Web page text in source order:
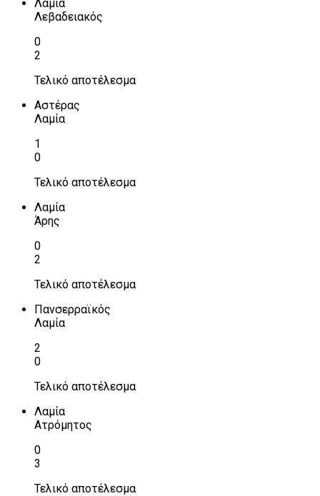
Λαμία
Λεβαδειακός
0
2
Τελικό αποτέλεσμα
Αστέρας
Λαμία
1
0
Τελικό αποτέλεσμα
Λαμία
Άρης
0
2
Τελικό αποτέλεσμα
Πανσερραϊκός
Λαμία
2
0
Τελικό αποτέλεσμα
Λαμία
Ατρόμητος
0
3
Τελικό αποτέλεσμα